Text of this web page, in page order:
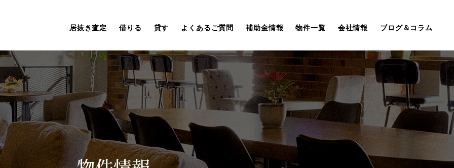
居抜き査定 借りる 貸す よくあるご質問 補助金情報 物件一覧 会社情報 ブログ＆コラム